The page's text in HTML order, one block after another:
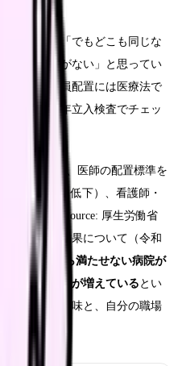
ながら、「でもどこも同じな
かめようがない」と思ってい
病院の人員配置には医療法で
などが毎年立入検査でチェッ
査結果では、医師の配置標準を
0.4ポイント低下）、看護師・
）でした(Source: 厚生労働省
る立入検査結果について（令和
低ラインすら満たせない病院が
はその割合が増えている とい
ラインの意味と、自分の職場